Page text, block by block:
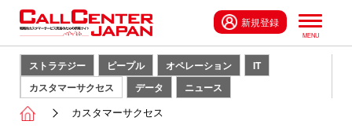
新規登録
ストラテジー ピープル オペレーション
IT
カスタマーサクセス
データ ニュース
カスタマーサクセス